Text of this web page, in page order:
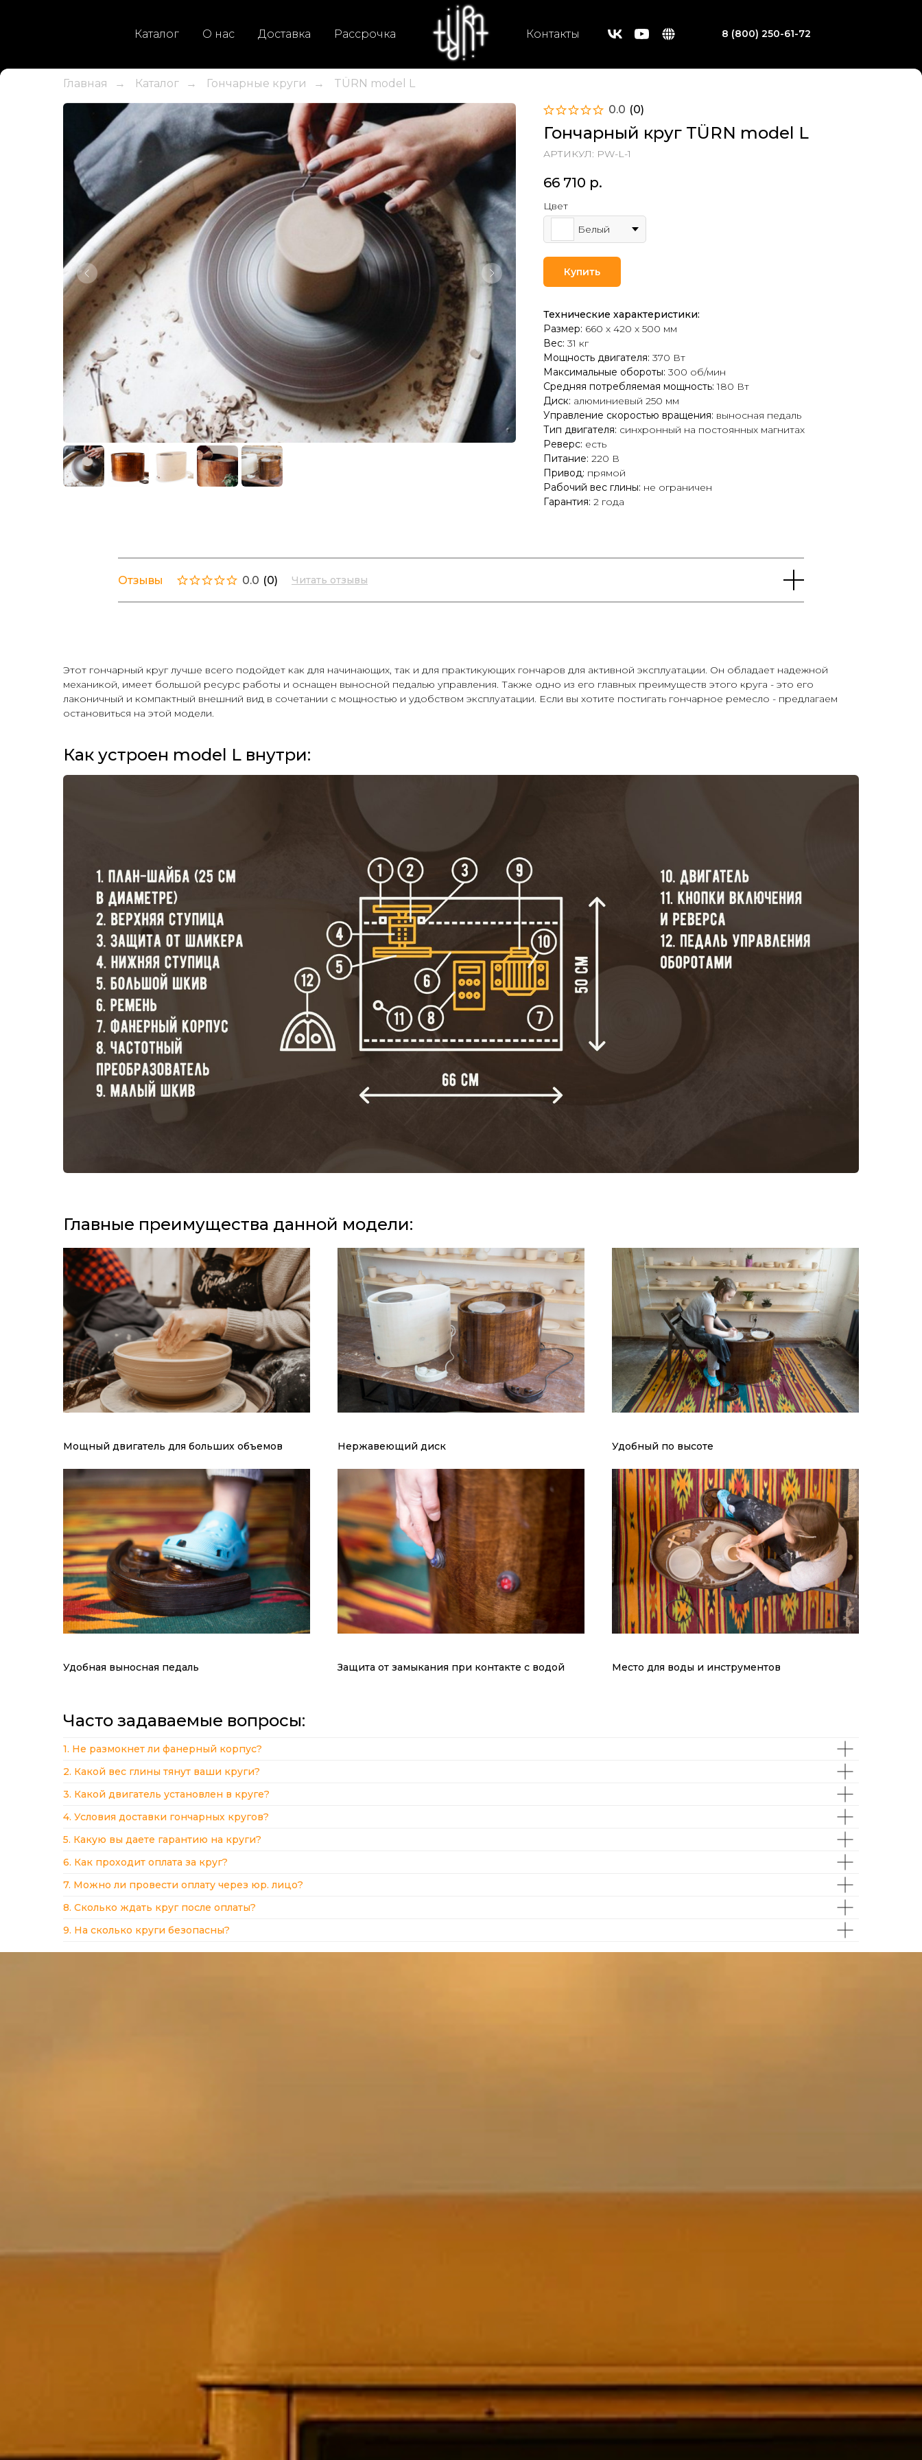
Каталог О нас Доставка Рассрочка Контакты 8 (800) 250-61-72
Главная → Каталог → Гончарные круги →
TÜRN model L
0.0 (0)
Гончарный круг TÜRN model L
АРТИКУЛ: PW-L-1
66 710 р.
Цвет
Белый
Купить
Технические характеристики:
Размер: 660 х 420 х 500 мм
Вес: 31 кг
Мощность двигателя: 370 Вт
Максимальные обороты: 300 об/мин
Средняя потребляемая мощность: 180 Вт
Диск: алюминиевый 250 мм
Управление скоростью вращения: выносная педаль
Тип двигателя: синхронный на постоянных магнитах
Реверс: есть
Питание: 220 В
Привод: прямой
Рабочий вес глины: не ограничен
Гарантия: 2 года
Отзывы 0.0 (0) Читать отзывы
Этот гончарный круг лучше всего подойдет как для начинающих, так и для практикующих гончаров для активной эксплуатации. Он обладает надежной
механикой, имеет большой ресурс работы и оснащен выносной педалью управления. Также одно из его главных преимуществ этого круга - это его
лаконичный и компактный внешний вид в сочетании с мощностью и удобством эксплуатации. Если вы хотите постигать гончарное ремесло - предлагаем
остановиться на этой модели.
Как устроен model L внутри:
Главные преимущества данной модели:
Мощный двигатель для больших объемов Нержавеющий диск Удобный по высоте
Удобная выносная педаль Защита от замыкания при контакте с водой Место для воды и инструментов
Часто задаваемые вопросы:
1. Не размокнет ли фанерный корпус?
2. Какой вес глины тянут ваши круги?
3. Какой двигатель установлен в круге?
4. Условия доставки гончарных кругов?
5. Какую вы даете гарантию на круги?
6. Как проходит оплата за круг?
7. Можно ли провести оплату через юр. лицо?
8. Сколько ждать круг после оплаты?
9. На сколько круги безопасны?